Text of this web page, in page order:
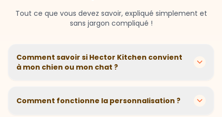
Tout ce que vous devez savoir, expliqué simplement et
sans jargon compliqué !
Comment savoir si Hector Kitchen convient
à mon chien ou mon chat ?
recettes personnalisées selon l'âge, la race, le poids et
les sensibilités de votre compagnon. Si votre animal a
Comment fonctionne la personnalisation ?